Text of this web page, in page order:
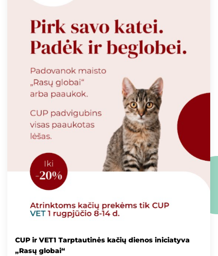
CUP ir VET1 Tarptautinės kačių dienos iniciatyva
„Rasų globai“